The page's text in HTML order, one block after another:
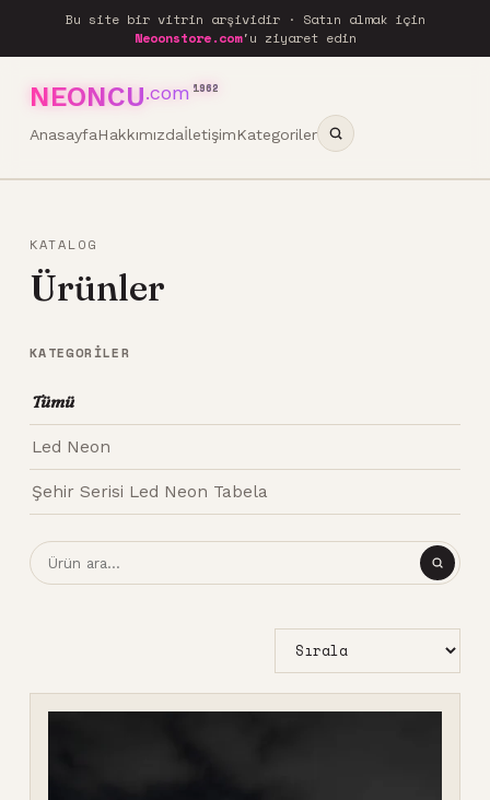
Bu site bir vitrin arşividir · Satın almak için
Neoonstore.com'u ziyaret edin
NEONCU.com 1962
AnasayfaHakkımızdaİletişimKategoriler
KATALOG
Ürünler
KATEGORILER
Tümü
Led Neon
Şehir Serisi Led Neon Tabela